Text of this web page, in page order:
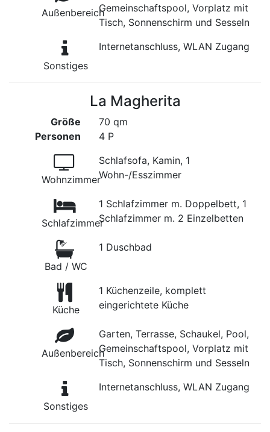
AußenbereichGemeinschaftspool, Vorplatz mit
Tisch, Sonnenschirm und Sesseln
Sonstiges
Internetanschluss, WLAN Zugang
La Magherita
Größe
Personen
70 qm
4 P
Wohnzimmer
Schlafsofa, Kamin, 1
Wohn-/Esszimmer
Schlafzimmer
1 Schlafzimmer m. Doppelbett, 1
Schlafzimmer m. 2 Einzelbetten
Bad / WC
1 Duschbad
Küche
1 Küchenzeile, komplett
eingerichtete Küche
Außenbereich
Garten, Terrasse, Schaukel, Pool,
Gemeinschaftspool, Vorplatz mit
Tisch, Sonnenschirm und Sesseln
Sonstiges
Internetanschluss, WLAN Zugang